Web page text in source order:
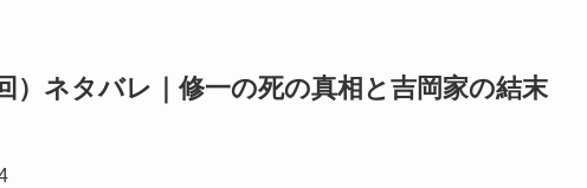
）ネタバレ｜修一の死の真相と吉岡家の結末